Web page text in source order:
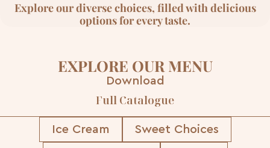
Explore our diverse choices, filled with delicious
options for every taste.
EXPLORE OUR MENU
Download
Full Catalogue
Ice Cream Sweet Choices